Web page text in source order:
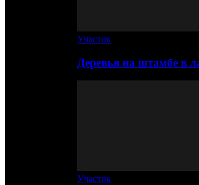
Участок
Деревья на штамбе в
Участок